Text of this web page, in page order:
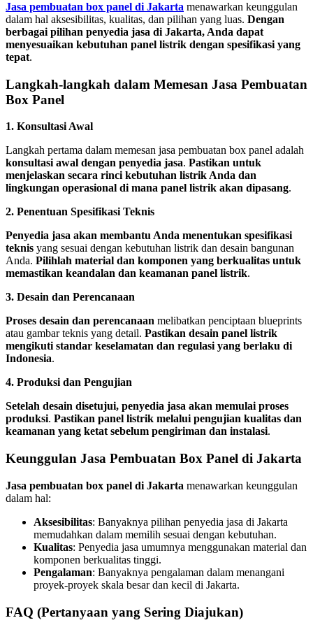
Jasa pembuatan box panel di Jakarta menawarkan keunggulan
dalam hal aksesibilitas, kualitas, dan pilihan yang luas. Dengan
berbagai pilihan penyedia jasa di Jakarta, Anda dapat
menyesuaikan kebutuhan panel listrik dengan spesifikasi yang
tepat.
Langkah-langkah dalam Memesan Jasa Pembuatan
Box Panel
1. Konsultasi Awal
Langkah pertama dalam memesan jasa pembuatan box panel adalah
konsultasi awal dengan penyedia jasa. Pastikan untuk
menjelaskan secara rinci kebutuhan listrik Anda dan
lingkungan operasional di mana panel listrik akan dipasang.
2. Penentuan Spesifikasi Teknis
Penyedia jasa akan membantu Anda menentukan spesifikasi
teknis yang sesuai dengan kebutuhan listrik dan desain bangunan
Anda. Pilihlah material dan komponen yang berkualitas untuk
memastikan keandalan dan keamanan panel listrik.
3. Desain dan Perencanaan
Proses desain dan perencanaan melibatkan penciptaan blueprints
atau gambar teknis yang detail. Pastikan desain panel listrik
mengikuti standar keselamatan dan regulasi yang berlaku di
Indonesia.
4. Produksi dan Pengujian
Setelah desain disetujui, penyedia jasa akan memulai proses
produksi. Pastikan panel listrik melalui pengujian kualitas dan
keamanan yang ketat sebelum pengiriman dan instalasi.
Keunggulan Jasa Pembuatan Box Panel di Jakarta
Jasa pembuatan box panel di Jakarta menawarkan keunggulan
dalam hal:
Aksesibilitas: Banyaknya pilihan penyedia jasa di Jakarta
memudahkan dalam memilih sesuai dengan kebutuhan.
Kualitas: Penyedia jasa umumnya menggunakan material dan
komponen berkualitas tinggi.
Pengalaman: Banyaknya pengalaman dalam menangani
proyek-proyek skala besar dan kecil di Jakarta.
FAQ (Pertanyaan yang Sering Diajukan)